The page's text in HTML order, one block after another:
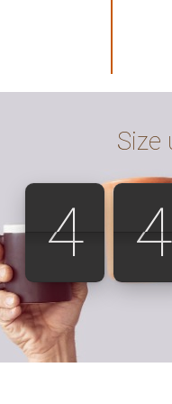
Size
4
4 4
4